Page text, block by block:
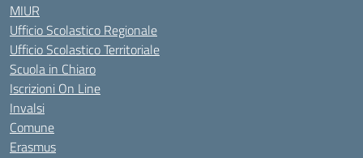
MIUR
Ufficio Scolastico Regionale
Ufficio Scolastico Territoriale
Scuola in Chiaro
Iscrizioni On Line
Invalsi
Comune
Erasmus